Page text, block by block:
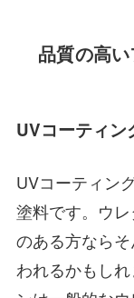
品質の高
UVコーティン
UVコーティン
塗料です。ウ
のある方なら
われるかもし